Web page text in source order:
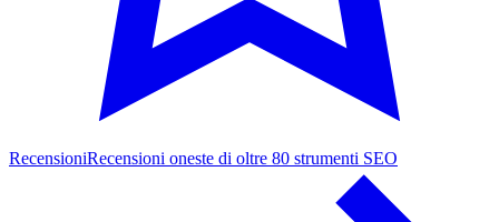
RecensioniRecensioni oneste di oltre 80 strumenti SEO